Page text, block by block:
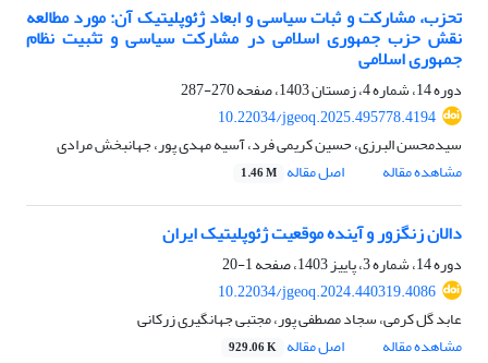
تحزب، مشارکت و ثبات سیاسی و ابعاد ژئوپلیتیک آن: مورد مطالعه
نقش حزب جمهوری اسلامی در مشارکت سیاسی و تثبیت نظام
جمهوری اسلامی
دوره 14، شماره 4، زمستان 1403، صفحه
270-287
10.22034/jgeoq.2025.495778.4194
سیدمحسن البرزی، حسین کریمی فرد، آسیه مهدی پور، جهانبخش مرادی
مشاهده مقاله
اصل مقاله 1.46 M
دالان زنگزور و آینده موقعیت ژئوپلیتیک ایران
دوره 14، شماره 3، پاییز 1403، صفحه
1-20
10.22034/jgeoq.2024.440319.4086
عابد گل کرمی، سجاد مصطفی پور، مجتبی جهانگیری زرکانی
مشاهده مقاله
اصل مقاله 929.06 K